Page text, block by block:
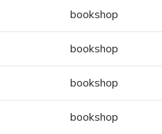
bookshop
bookshop
bookshop
bookshop